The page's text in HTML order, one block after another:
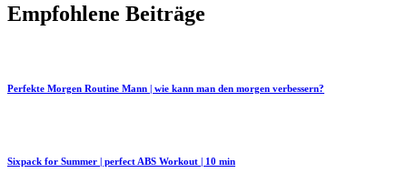
Empfohlene Beiträge
Perfekte Morgen Routine Mann | wie kann man den morgen verbessern?
Sixpack for Summer | perfect ABS Workout | 10 min